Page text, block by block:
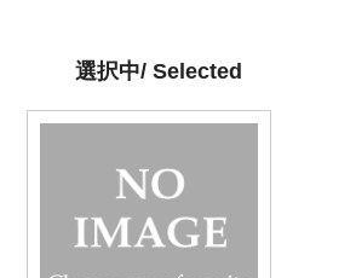
シルバー 蝶
大ボタン
直径23mm／
小ボタン直径
ゴールド
柄 大ボタン
直径23mm／
小ボタン直径
インストーン
選択中/ Selected